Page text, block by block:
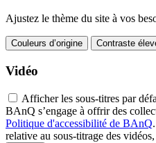
Ajustez le thème du site à vos
Couleurs d’origine Contraste
Vidéo
Afficher les sous-titres par
BAnQ s’engage à offrir des
Politique d'accessibilité de BAnQ
relative au sous-titrage des